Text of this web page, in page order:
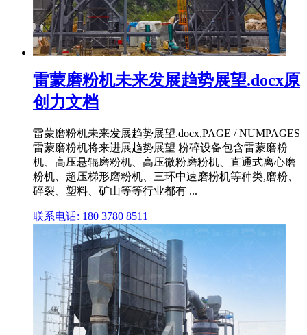
雷蒙磨粉机未来发展趋势展望.docx原
创力文档
雷蒙磨粉机未来发展趋势展望.docx,PAGE / NUMPAGES
雷蒙磨粉机将来进展趋势展望 粉碎设备包含雷蒙磨粉
机、高压悬辊磨粉机、高压微粉磨粉机、直通式离心磨
粉机、超压梯形磨粉机、三环中速磨粉机等种类,磨粉、
碎裂、塑料、矿山等等行业都有 ...
联系电话: 180 3780 8511